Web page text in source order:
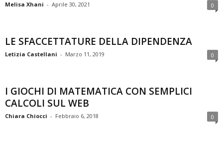
Melisa Xhani - Aprile 30, 2021 0
LE SFACCETTATURE DELLA DIPENDENZA
Letizia Castellani - Marzo 11, 2019 0
I GIOCHI DI MATEMATICA CON SEMPLICI
CALCOLI SUL WEB
Chiara Chiocci - Febbraio 6, 2018 0